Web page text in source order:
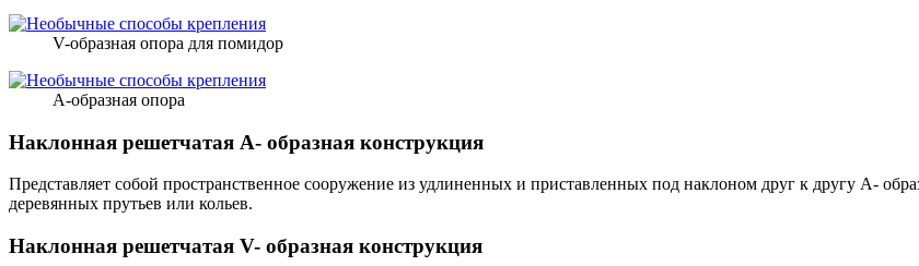
V-образная опора для помидор
А-образная опора
Наклонная решетчатая А- образная конструкция
Представляет собой пространственное сооружение из удлиненных и приставленных под наклоном друг к другу А-
деревянных прутьев или кольев.
Наклонная решетчатая V- образная конструкция